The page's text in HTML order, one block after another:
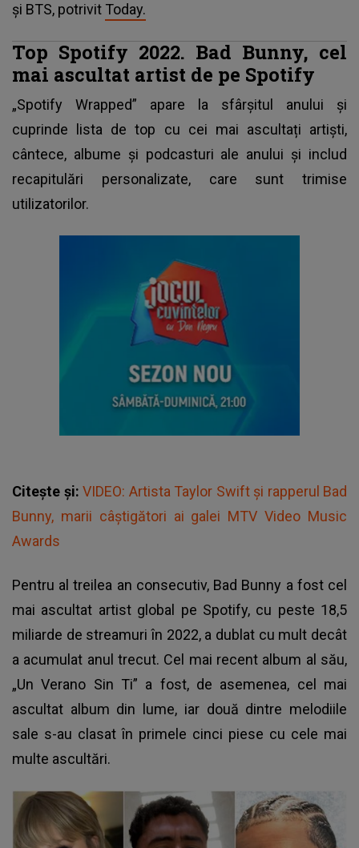
și BTS, potrivit Today.
Top Spotify 2022. Bad Bunny, cel
mai ascultat artist de pe Spotify
„Spotify Wrapped” apare la sfârșitul anului și
cuprinde lista de top cu cei mai ascultați artiști,
cântece, albume și podcasturi ale anului și includ
recapitulări personalizate, care sunt trimise
utilizatorilor.
Citește și: VIDEO: Artista Taylor Swift și rapperul Bad
Bunny, marii câștigători ai galei MTV Video Music
Awards
Pentru al treilea an consecutiv, Bad Bunny a fost cel
mai ascultat artist global pe Spotify, cu peste 18,5
miliarde de streamuri în 2022, a dublat cu mult decât
a acumulat anul trecut. Cel mai recent album al său,
„Un Verano Sin Ti” a fost, de asemenea, cel mai
ascultat album din lume, iar două dintre melodiile
sale s-au clasat în primele cinci piese cu cele mai
multe ascultări.